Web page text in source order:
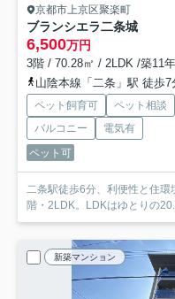
京都市上京区聚楽町
ブランシエラ二条城
6,500万円
3階 / 70.28㎡ / 2LDK /築11年
山陰本線「二条」駅 徒歩7
ペット飼育可 ペット相談
バルコニー
電気有
ペット可
二条駅徒歩6分、利便性と住
階・2LDK。LDKはゆとりの
新築マンション